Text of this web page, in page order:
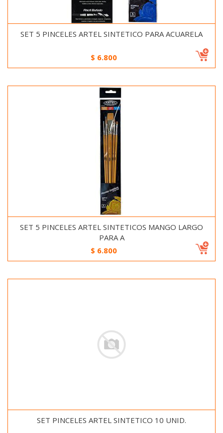
SET 5 PINCELES ARTEL SINTETICO PARA ACUARELA
$ 6.800
SET 5 PINCELES ARTEL SINTETICOS MANGO LARGO
PARA A
$ 6.800
SET PINCELES ARTEL SINTETICO 10 UNID.